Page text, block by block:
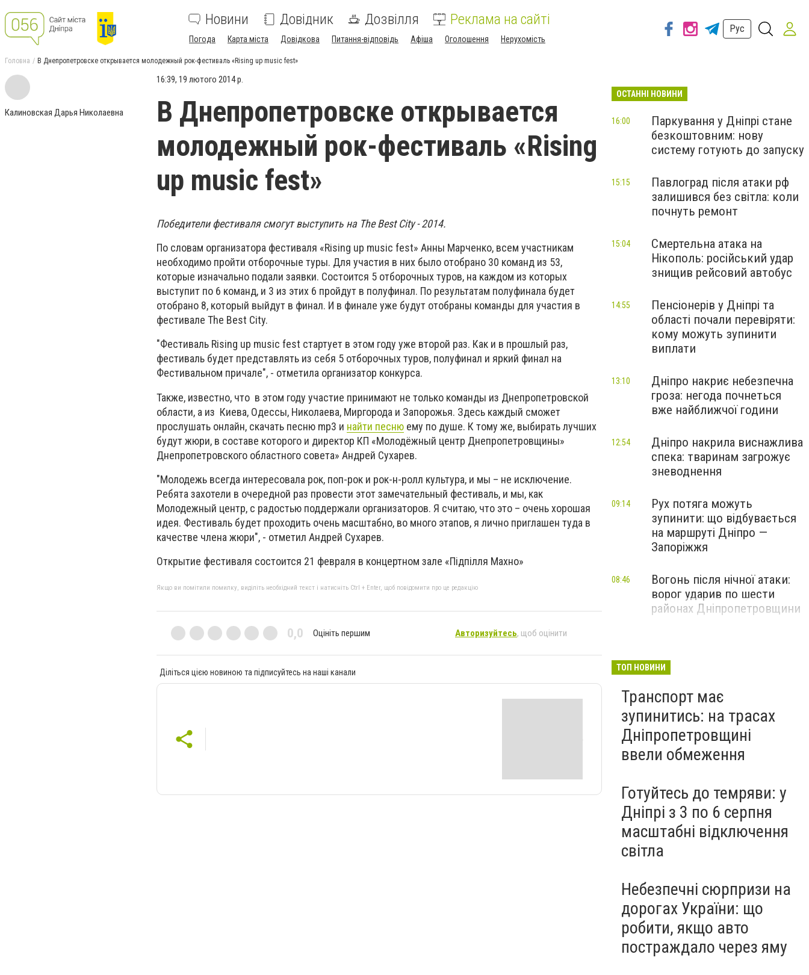
Новини Довідник Дозвілля Реклама на сайті
Погода Карта міста Довідкова Питання-відповідь Афіша Оголошення Нерухомість
Рус
Головна В Днепропетровске открывается молодежный рок-фестиваль «Rising up music fest»
Калиновская Дарья Николаевна
16:39, 19 лютого 2014 р.
В Днепропетровске открывается
молодежный рок-фестиваль «Rising
up music fest»
Победители фестиваля смогут выступить на The Best City - 2014.
По словам организатора фестиваля «Rising up music fest» Анны Марченко, всем участникам
необходимо пройти отборочные туры. Для участия в них было отобрано 30 команд из 53,
которые изначально подали заявки. Состоится 5 отборочных туров, на каждом из которых
выступит по 6 команд, и 3 из этих 6 пройдут в полуфинал. По результатам полуфинала будет
отобрано 8, который выйдут в финал. И в финале уже будут отобраны команды для участия в
фестивале The Best City.
"Фестиваль Rising up music fest стартует в этом году уже второй раз. Как и в прошлый раз,
фестиваль будет представлять из себя 5 отборочных туров, полуфинал и яркий финал на
Фестивальном причале", - отметила организатор конкурса.
Также, известно, что в этом году участие принимают не только команды из Днепропетровской
области, а из Киева, Одессы, Николаева, Миргорода и Запорожья. Здесь каждый сможет
прослушать онлайн, скачать песню mp3 и найти песню ему по душе. К тому же, выбирать лучших
будут жюри, в составе которого и директор КП «Молодёжный центр Днепропетровщины»
Днепропетровского областного совета» Андрей Сухарев.
"Молодежь всегда интересовала рок, поп-рок и рок-н-ролл культура, и мы – не исключение.
Ребята захотели в очередной раз провести этот замечательный фестиваль, и мы, как
Молодежный центр, с радостью поддержали организаторов. Я считаю, что это – очень хорошая
идея. Фестиваль будет проходить очень масштабно, во много этапов, я лично приглашен туда в
качестве члена жюри", - отметил Андрей Сухарев.
Открытие фестиваля состоится 21 февраля в концертном зале «Підпілля Махно»
Якщо ви помітили помилку, виділіть необхідний текст і натисніть Ctrl + Enter, щоб повідомити про це редакцію
0,0 Оцініть першим Авторизуйтесь, щоб оцінити
Діліться цією новиною та підписуйтесь на наші канали
ОСТАННІ НОВИНИ
Паркування у Дніпрі стане
безкоштовним: нову
систему готують до запуску
16:00
Павлоград після атаки рф
залишився без світла: коли
почнуть ремонт
15:15
Смертельна атака на
Нікополь: російський удар
знищив рейсовий автобус
15:04
Пенсіонерів у Дніпрі та
області почали перевіряти:
кому можуть зупинити
виплати
14:55
Дніпро накриє небезпечна
гроза: негода почнеться
вже найближчої години
13:10
Дніпро накрила виснажлива
спека: тваринам загрожує
зневоднення
12:54
Рух потяга можуть
зупинити: що відбувається
на маршруті Дніпро —
Запоріжжя
09:14
Вогонь після нічної атаки:
ворог ударив по шести
районах Дніпропетровщини
08:46
ТОП НОВИНИ
Транспорт має
зупинитись: на трасах
Дніпропетровщині
ввели обмеження
Готуйтесь до темряви: у
Дніпрі з 3 по 6 серпня
масштабні відключення
світла
Небезпечні сюрпризи на
дорогах України: що
робити, якщо авто
постраждало через яму